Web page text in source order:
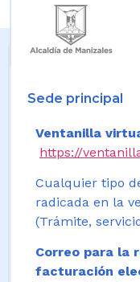
Sede principal
Ventanilla
https://
Cualquier tipo
radicada en la
(Trámite,
Correo para la
facturación